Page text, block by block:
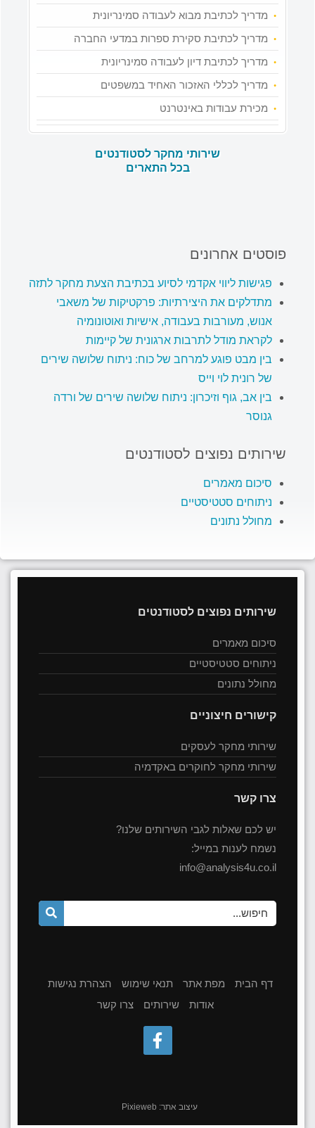
מדריך לכתיבת מבוא לעבודה סמינריונית
מדריך לכתיבת סקירת ספרות במדעי החברה
מדריך לכתיבת דיון לעבודה סמינריונית
מדריך לכללי האזכור האחיד במשפטים
מכירת עבודות באינטרנט
שירותי מחקר לסטודנטים
בכל התארים
פוסטים אחרונים
פגישות ליווי אקדמי לסיוע בכתיבת הצעת מחקר לתזה
מתדלקים את היצירתיות: פרקטיקות של משאבי
אנוש, מעורבות בעבודה, אישיות ואוטונומיה
לקראת מודל לתרבות ארגונית של קיימות
בין מבט פוגע למרחב של כוח: ניתוח שלושה שירים
של רונית לוי וייס
בין אב, גוף וזיכרון: ניתוח שלושה שירים של ורדה
גנוסר
שירותים נפוצים לסטודנטים
סיכום מאמרים
ניתוחים סטטיסטיים
מחולל נתונים
שירותים נפוצים לסטודנטים
סיכום מאמרים
ניתוחים סטטיסטיים
מחולל נתונים
קישורים חיצוניים
שירותי מחקר לעסקים
שירותי מחקר לחוקרים באקדמיה
צרו קשר
יש לכם שאלות לגבי השירותים שלנו?
נשמח לענות במייל:
info@analysis4u.co.il
עיצוב אתר: Pixieweb
דף הבית מפת אתר תנאי שימוש
הצהרת נגישות
אודות
שירותים צרו קשר